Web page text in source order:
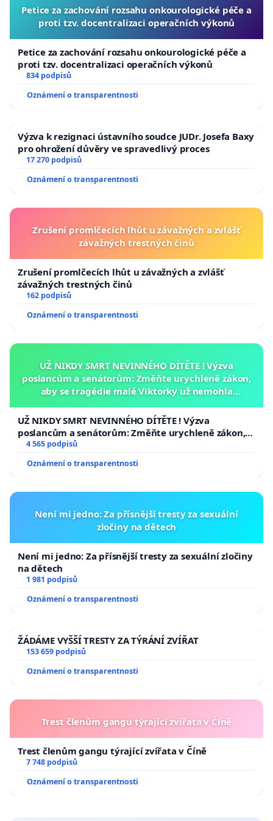
Petice za zachování rozsahu onkourologické péče a
proti tzv. docentralizaci operačních výkonů
Petice za zachování rozsahu onkourologické péče a
proti tzv. docentralizaci operačních výkonů
834 podpisů
Oznámení o transparentnosti
Výzva k rezignaci ústavního soudce JUDr. Josefa Baxy
pro ohrožení důvěry ve spravedlivý proces
17 270 podpisů
Oznámení o transparentnosti
Zrušení promlčecích lhůt u závažných a zvlášť
závažných trestných činů
Zrušení promlčecích lhůt u závažných a zvlášť
závažných trestných činů
162 podpisů
Oznámení o transparentnosti
UŽ NIKDY SMRT NEVINNÉHO DÍTĚTE ! Výzva
poslancům a senátorům: Změňte urychleně zákon,
aby se tragédie malé Viktorky už nemohla
UŽ NIKDY SMRT NEVINNÉHO DÍTĚTE ! Výzva
poslancům a senátorům: Změňte urychleně zákon,
aby se tragédie malé Viktorky už nemohla opakovat!
4 565 podpisů
Oznámení o transparentnosti
Není mi jedno: Za přísnější tresty za sexuální
zločiny na dětech
Není mi jedno: Za přísnější tresty za sexuální zločiny
na dětech
1 981 podpisů
Oznámení o transparentnosti
ŽÁDÁME VYŠŠÍ TRESTY ZA TÝRÁNÍ ZVÍŘAT
153 659 podpisů
Oznámení o transparentnosti
Trest členům gangu týrající zvířata v Číně
Trest členům gangu týrající zvířata v Číně
7 748 podpisů
Oznámení o transparentnosti